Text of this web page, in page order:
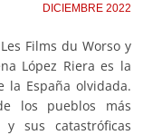
DICIEMBRE 2022
Films du Worso y
López Riera es la
España olvidada.
los pueblos más
sus catastróficas